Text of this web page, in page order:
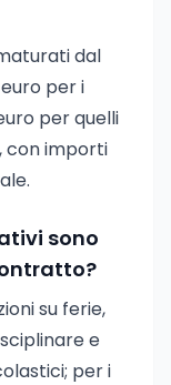
dal
per i
per quelli
con importi
sono
su ferie,
e
per i